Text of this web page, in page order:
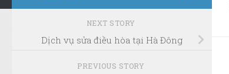
NEXT STORY
Dịch vụ sửa điều hòa tại Hà Đông
PREVIOUS STORY